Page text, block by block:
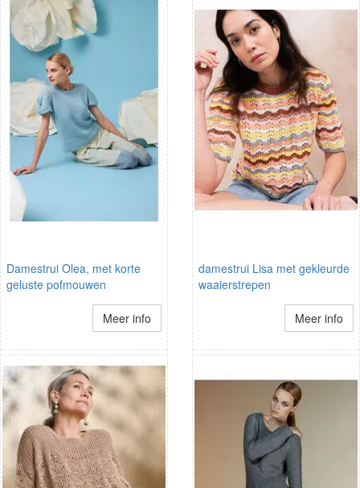
Damestrui Olea, met korte
geluste pofmouwen
Meer info
damestrui Lisa met gekleurde
waaierstrepen
Meer info